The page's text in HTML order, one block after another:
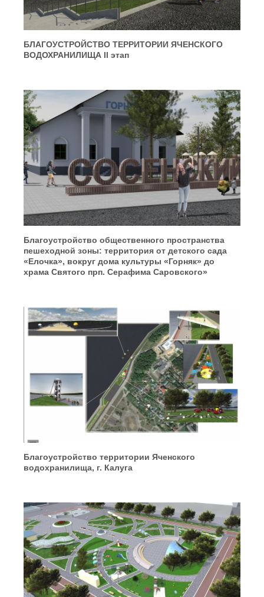
БЛАГОУСТРОЙСТВО ТЕРРИТОРИИ ЯЧЕНСКОГО
ВОДОХРАНИЛИЩА II этап
Благоустройство общественного пространства
пешеходной зоны: территория от детского сада
«Елочка», вокруг дома культуры «Горняк» до
храма Святого прп. Серафима Саровского»
Благоустройство территории Яченского
водохранилища, г. Калуга